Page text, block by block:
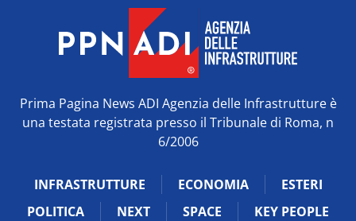
Prima Pagina News ADI Agenzia delle Infrastrutture è
una testata registrata presso il Tribunale di Roma, n
6/2006
INFRASTRUTTURE ECONOMIA
ESTERI
POLITICA
NEXT SPACE
KEY PEOPLE